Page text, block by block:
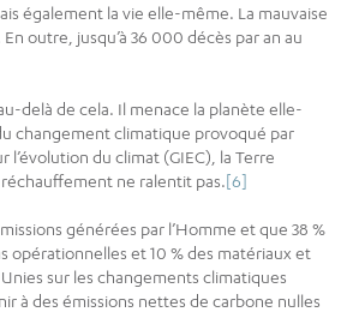
également la vie elle-même. La mauvaise
En outre, jusqu’à 36 000 décès par an au
delà de cela. Il menace la planète elle-
changement climatique provoqué par
du climat (GIEC), la Terre
réchauffement ne ralentit pas.[6]
générées par l’Homme et que 38 %
opérationnelles et 10 % des matériaux et
sur les changements climatiques
à des émissions nettes de carbone nulles